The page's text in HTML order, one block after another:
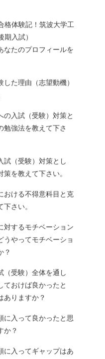
格体験記！筑波大学工
入試）
たのプロフィールを
た理由（志望動機）
入試（受験）対策と
勉強法を教えて下さ
（受験）対策とし
を教えて下さい。
ける不得意科目と克
さい。
するモチベーション
うやってモチベーショ
？
受験）全体を通し
ておけば良かったと
ありますか？
入って良かったと思
か？
入ってギャップはあ